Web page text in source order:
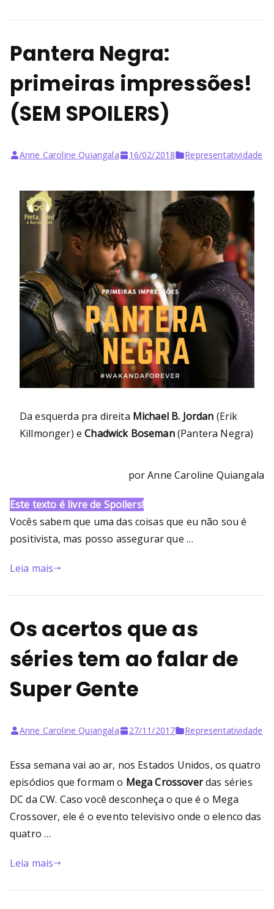
Pantera Negra:
primeiras impressões!
(SEM SPOILERS)
Anne Caroline Quiangala 16/02/2018 Representatividade
Da esquerda pra direita Michael B. Jordan (Erik
Killmonger) eChadwick Boseman(Pantera Negra)
por Anne Caroline Quiangala
Este texto é livre de Spoilers!
Vocês sabem que uma das coisas que eu não sou é
positivista, mas posso assegurar que …
Leia mais
Os acertos que as
séries tem ao falar de
Super Gente
Anne Caroline Quiangala 27/11/2017 Representatividade
Essa semana vai ao ar, nos Estados Unidos, os quatro
episódios que formam o Mega Crossoverdas séries
DC da CW. Caso você desconheça o que é o Mega
Crossover, ele é o evento televisivo onde o elenco das
quatro …
Leia mais